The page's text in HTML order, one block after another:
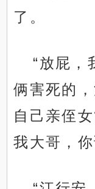
了。
“放屁，
俩害死的
自己亲侄
我大哥，